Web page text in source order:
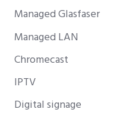
Managed Glasfaser
Managed LAN
Chromecast
IPTV
Digital signage